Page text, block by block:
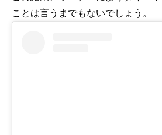
ことは言うまでもないでしょう。